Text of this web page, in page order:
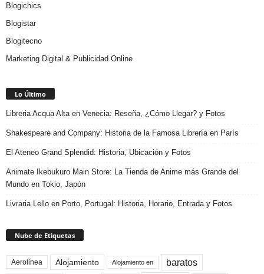
Blogichics
Blogistar
Blogitecno
Marketing Digital & Publicidad Online
Lo Último
Libreria Acqua Alta en Venecia: Reseña, ¿Cómo Llegar? y Fotos
Shakespeare and Company: Historia de la Famosa Librería en París
El Ateneo Grand Splendid: Historia, Ubicación y Fotos
Animate Ikebukuro Main Store: La Tienda de Anime más Grande del
Mundo en Tokio, Japón
Livraria Lello en Porto, Portugal: Historia, Horario, Entrada y Fotos
Nube de Etiquetas
Aerolinea Alojamiento Alojamiento en baratos